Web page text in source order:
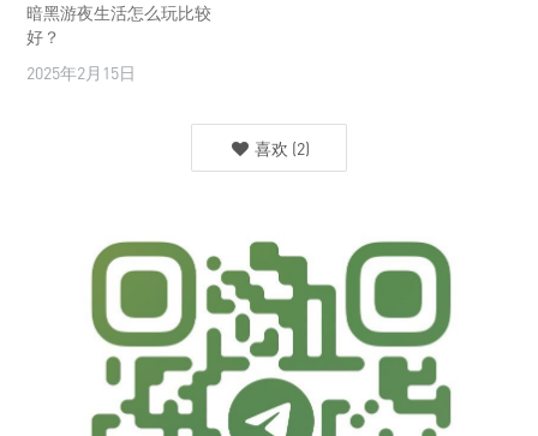
暗黑游夜生活怎么玩比较
好？
2025年2月15日
喜欢 (2)